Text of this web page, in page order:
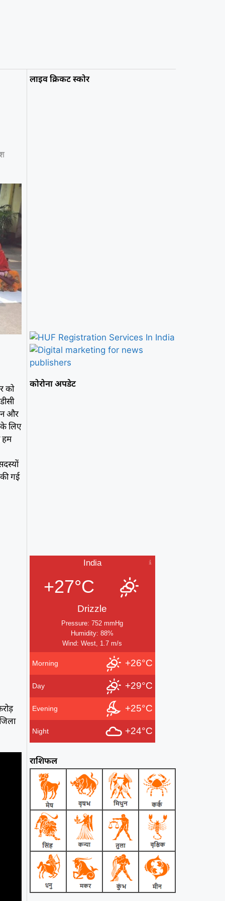
को
और
के लिए
हम
गई
लाइव क्रिकट स्कोर
कोरोना अपडेट
India
+27°C
Drizzle
Pressure: 752 mmHg
Humidity: 88%
Wind: West, 1.7 m/s
Morning +26°C
Day +29°C
Evening +25°C
Night +24°C
राशिफल